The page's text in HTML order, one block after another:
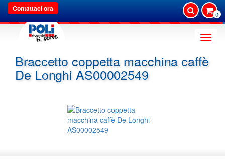
Contattaci ora
0
Toggle
Braccetto coppetta macchina caffè
De Longhi AS00002549